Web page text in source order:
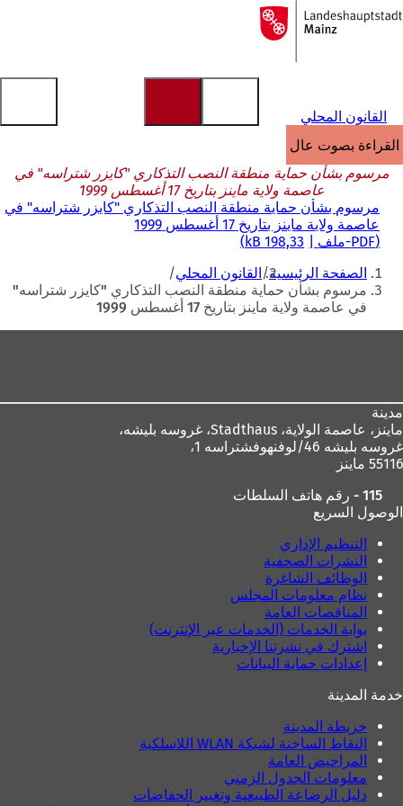
الانتقال إلى المحتوى
إلى
الصفحة
القانون المحلي
القراءة بصوت عالٍ
مرسوم بشأن حماية منطقة النصب التذكاري "كايزر شتراسه" في
عاصمة ولاية ماينز بتاريخ 17 أغسطس 1999
مرسوم بشأن حماية منطقة النصب التذكاري "كايزر شتراسه" في
عاصمة ولاية ماينز بتاريخ 17 أغسطس 1999
PDF-ملف 198,33 kB
أنت
هنا
الصفحة الرئيسية القانون المحلي
مرسوم بشأن حماية منطقة النصب التذكاري "كايزر شتراسه"
في عاصمة ولاية ماينز بتاريخ 17 أغسطس 1999
مدينة
ماينز، عاصمة الولاية،
غروسه بليشه 46/لوفنهوفشتراسه 1،
55116 ماينز
115 - رقم هاتف السلطات
الوصول السريع
التنظيم الإداري
النشرات الصحفية
الوظائف الشاغرة
نظام معلومات المجلس
المناقصات العامة
بوابة الخدمات (الخدمات عبر الإنترنت)
اشترك في نشرتنا الإخبارية
إعدادات حماية البيانات
خدمة المدينة
خريطة المدينة
النقاط الساخنة لشبكة WLAN اللاسلكية
المراحيض العامة
معلومات الجدول الزمني
دليل الرضاعة الطبيعية وتغيير الحفاضات